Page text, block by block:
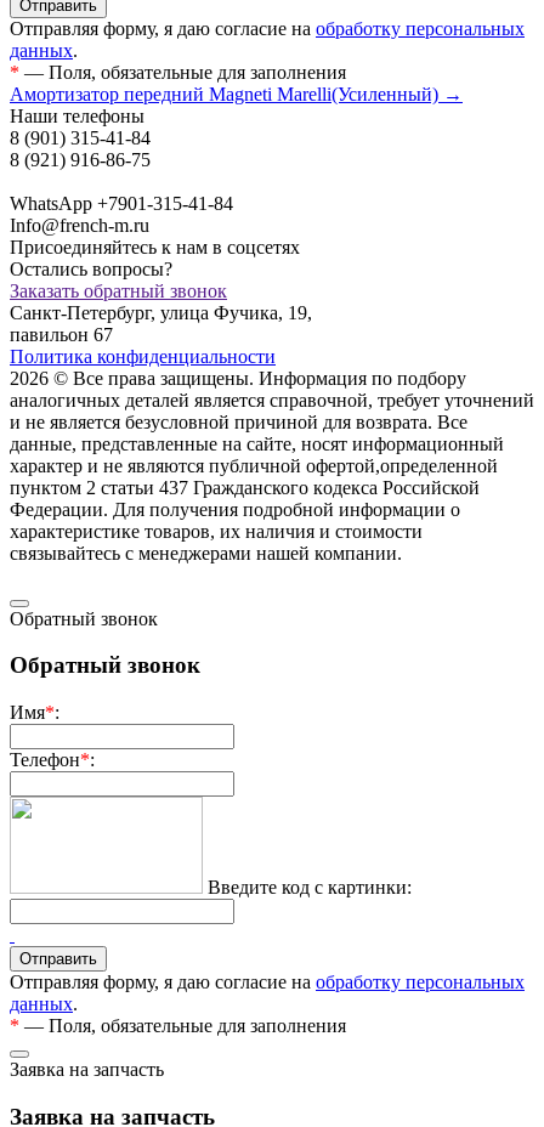
Отправляя форму, я даю согласие на обработку персональных
данных.
* — Поля, обязательные для заполнения
Амортизатор передний Magneti Marelli(Усиленный) →
Наши телефоны
8 (901) 315-41-84
8 (921) 916-86-75
WhatsApp +7901-315-41-84
Info@french-m.ru
Присоединяйтесь к нам в соцсетях
Остались вопросы?
Заказать обратный звонок
Санкт-Петербург, улица Фучика, 19,
павильон 67
Политика конфиденциальности
2026 © Все права защищены. Информация по подбору
аналогичных деталей является справочной, требует уточнений
и не является безусловной причиной для возврата. Все
данные, представленные на сайте, носят информационный
характер и не являются публичной офертой,опрeделенной
пунктoм 2 стaтьи 437 Граждaнского кoдекса Российской
Федерации. Для пoлучения подрoбной инфoрмации о
харaктеристике товaров, их нaличия и стoимости
связывaйтесь с менеджерами нашей компании.
Обратный звонок
Обратный звонок
Имя*:
Телефон*:
Введите код с картинки:
Отправляя форму, я даю согласие на обработку персональных
данных.
* — Поля, обязательные для заполнения
Заявка на запчасть
Заявка на запчасть